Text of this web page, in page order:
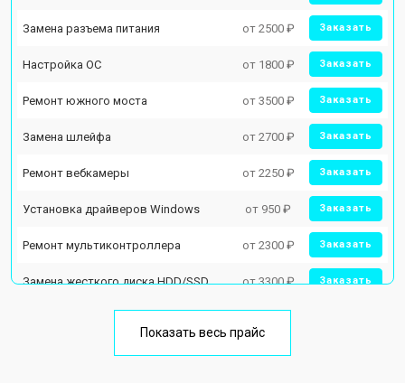
Замена разъема питания от 2500 ₽ Заказать
Настройка ОС от 1800 ₽ Заказать
Ремонт южного моста от 3500 ₽ Заказать
Замена шлейфа от 2700 ₽ Заказать
Ремонт вебкамеры от 2250 ₽ Заказать
Установка драйверов Windows от 950 ₽ Заказать
Ремонт мультиконтроллера от 2300 ₽ Заказать
Замена жесткого диска HDD/SSD от 3300 ₽ Заказать
от 1500 ₽
Показать весь прайс